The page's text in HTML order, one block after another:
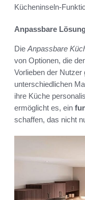
Kücheninseln-
Anpassbare
Die Anpassbare
von Optionen, die
Vorlieben der
unterschiedlichen
ihre Küche
ermöglicht es, ein
schaffen, das nicht